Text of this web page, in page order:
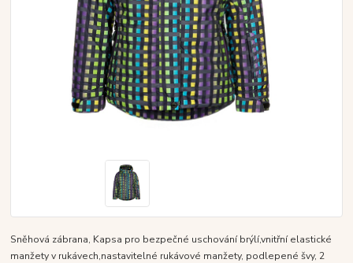
Sněhová zábrana, Kapsa pro bezpečné uschování brýlí,vnitřní elastické
manžety v rukávech,nastavitelné rukávové manžety, podlepené švy, 2